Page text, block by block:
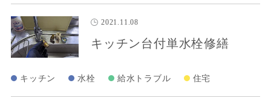
2021.11.08
キッチン台付単水栓修繕
キッチン 水栓 給水トラブル 住宅